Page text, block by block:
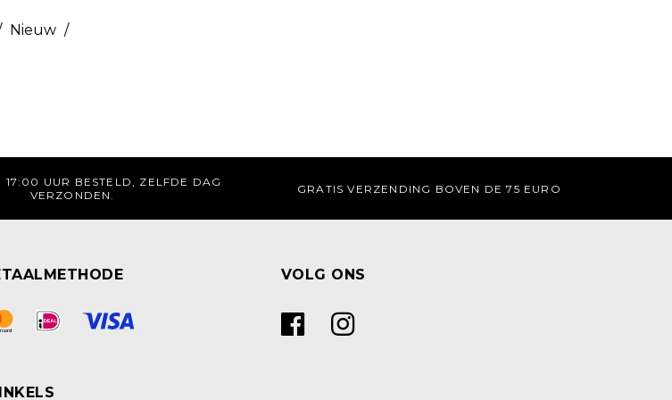
Nieuw /
UUR BESTELD, ZELFDE DAG
VERZONDEN.
GRATIS VERZENDING BOVEN DE 75 EURO
VOLG ONS